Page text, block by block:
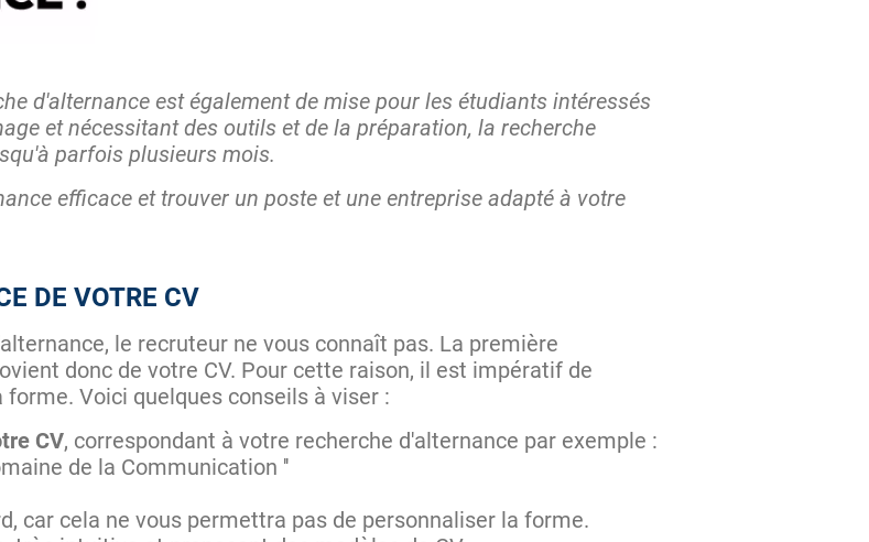
d'alternance est également de mise pour les étudiants intéressés
et nécessitant des outils et de la préparation, la recherche
parfois plusieurs mois.
efficace et trouver un poste et une entreprise adapté à votre
DE VOTRE CV
le recruteur ne vous connaît pas. La première
donc de votre CV. Pour cette raison, il est impératif de
Voici quelques conseils à viser :
CV, correspondant à votre recherche d'alternance par exemple :
de la Communication ''
car cela ne vous permettra pas de personnaliser la forme.